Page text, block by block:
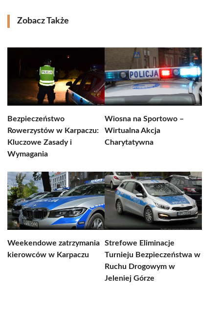
Zobacz Także
Bezpieczeństwo
Rowerzystów w Karpaczu:
Kluczowe Zasady i
Wymagania
Wiosna na Sportowo –
Wirtualna Akcja
Charytatywna
Weekendowe zatrzymania
kierowców w Karpaczu
Strefowe Eliminacje
Turnieju Bezpieczeństwa w
Ruchu Drogowym w
Jeleniej Górze